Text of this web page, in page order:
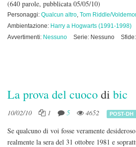
(640 parole, pubblicata 05/05/10)
Personaggi: Qualcun altro, Tom Riddle/
Ambientazione: Harry a Hogwarts (1991-1998)
Avvertimenti: Nessuno Serie: Nessuno
La prova del cuocodi bic
10/02/10 1 5 4652 POST-DH
Se qualcuno di voi fosse veramente
realmente la sera del 31 ottobre 1981 e